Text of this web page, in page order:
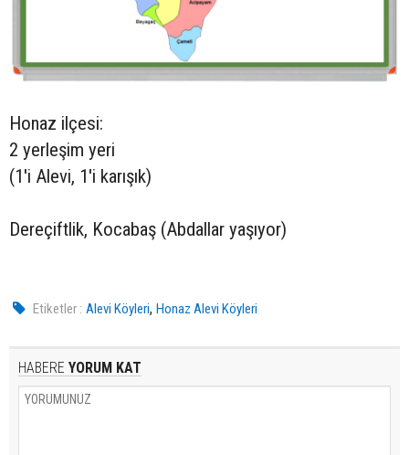
Honaz ilçesi:
2 yerleşim yeri
(1'i Alevi, 1'i karışık)
Dereçiftlik, Kocabaş (Abdallar yaşıyor)
Etiketler : Alevi Köyleri,Honaz Alevi Köyleri
HABERE YORUM KAT